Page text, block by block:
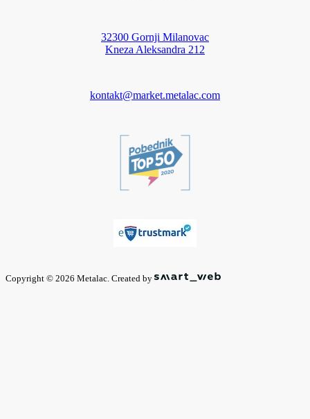
32300 Gornji Milanovac
Kneza Aleksandra 212
kontakt@market.metalac.com
Copyright © 2026 Metalac. Created by